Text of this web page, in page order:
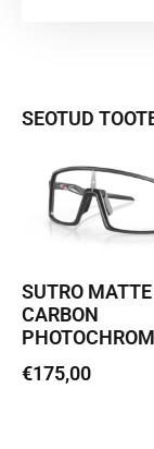
SEOTUD
SUTRO MATTE
CARBON
€175,00